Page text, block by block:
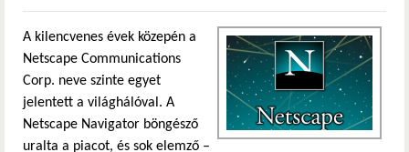
A kilencvenes évek közepén a
Netscape Communications
Corp. neve szinte egyet
jelentett a világhálóval. A
Netscape Navigator böngésző
uralta a piacot, és sok elemző –